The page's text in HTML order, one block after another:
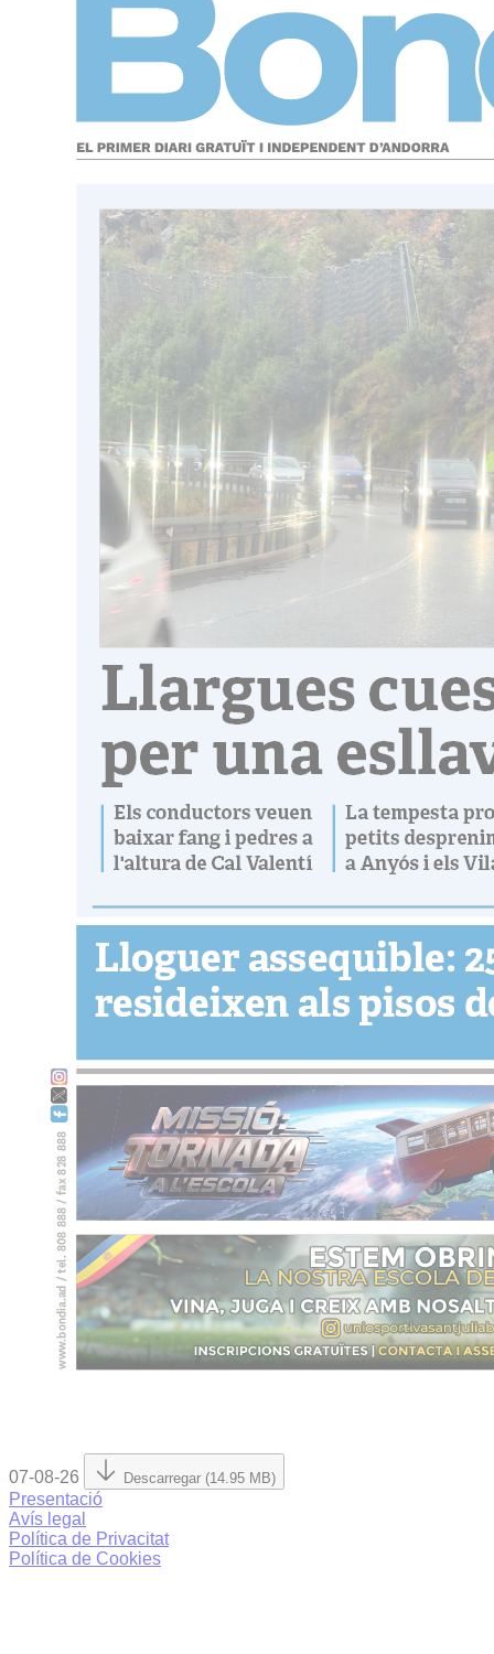
07-08-26 Descarregar (14.95 MB)
Presentació
Avís legal
Política de Privacitat
Política de Cookies